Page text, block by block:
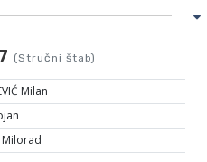
(Stručni štab)
Milan
Milorad